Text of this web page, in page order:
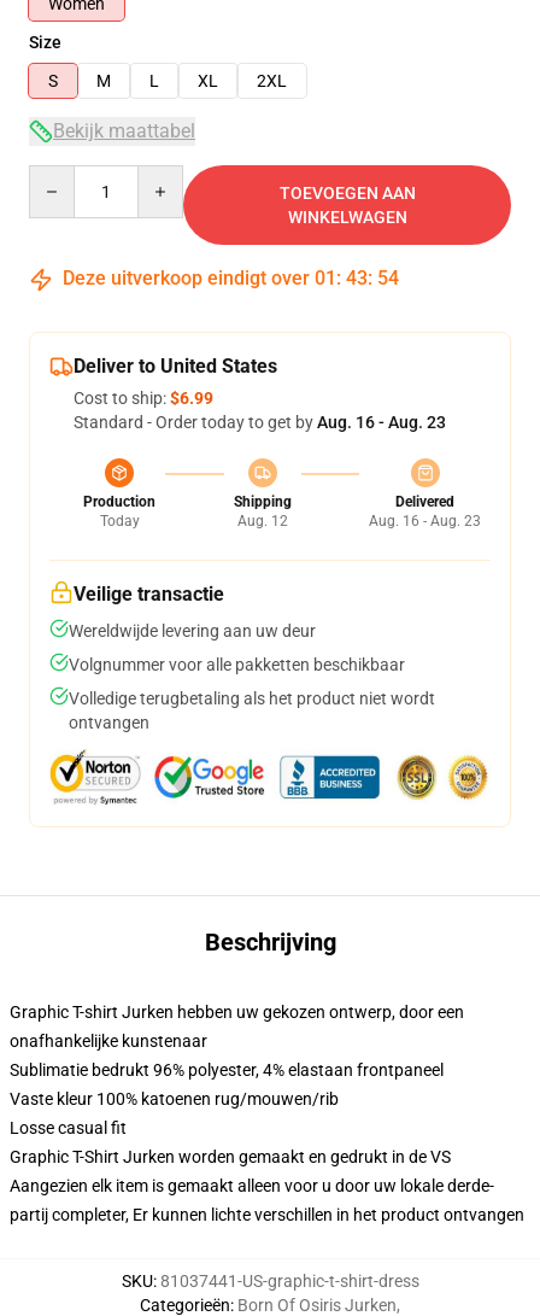
Size
S
M L XL 2XL
Bekijk maattabel
TOEVOEGEN AAN
WINKELWAGEN
Deze uitverkoop eindigt over 01 : 43: 54
Deliver to United States
Cost to ship:$6.99
Standard - Order today to get byAug. 16 - Aug. 23
Production
Today
Shipping
Aug. 12
Delivered
Aug. 16 - Aug. 23
Veilige transactie
Wereldwijde levering aan uw deur
Volgnummer voor alle pakketten beschikbaar
Volledige terugbetaling als het product niet wordt
ontvangen
Beschrijving
Graphic T-shirt Jurken hebben uw gekozen ontwerp, door een
onafhankelijke kunstenaar
Sublimatie bedrukt 96% polyester, 4% elastaan frontpaneel
Vaste kleur 100% katoenen rug/mouwen/rib
Losse casual fit
Graphic T-Shirt Jurken worden gemaakt en gedrukt in de VS
Aangezien elk item is gemaakt alleen voor u door uw lokale derde-
partij completer, Er kunnen lichte verschillen in het product ontvangen
SKU:81037441-US-graphic-t-shirt-dress
Categorieën: Born Of Osiris Jurken,